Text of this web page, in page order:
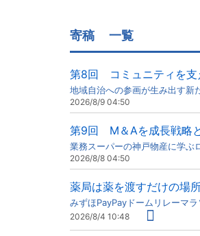
寄稿 一覧
第8回 コミュニティを支
地域自治への参画が生み出す新
2026/8/9 04:50
第9回 M＆Aを成長戦略
業務スーパーの神戸物産に学ぶ
2026/8/8 04:50
薬局は薬を渡すだけの場
みずほPayPayドームリレーマ
2026/8/4 10:48